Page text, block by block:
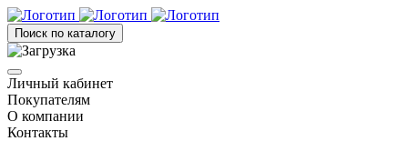
Поиск по каталогу
Личный кабинет
Покупателям
О компании
Контакты